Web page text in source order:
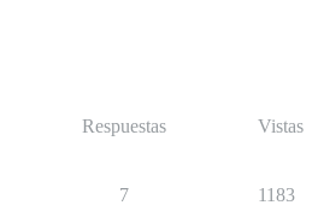
Respuestas Vistas
7 1183